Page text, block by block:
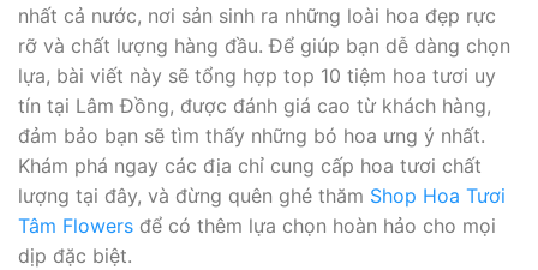
nhất cả nước, nơi sản sinh ra những loài hoa đẹp rực
rỡ và chất lượng hàng đầu. Để giúp bạn dễ dàng chọn
lựa, bài viết này sẽ tổng hợp top 10 tiệm hoa tươi uy
tín tại Lâm Đồng, được đánh giá cao từ khách hàng,
đảm bảo bạn sẽ tìm thấy những bó hoa ưng ý nhất.
Khám phá ngay các địa chỉ cung cấp hoa tươi chất
lượng tại đây, và đừng quên ghé thăm Shop Hoa Tươi
Tâm Flowers để có thêm lựa chọn hoàn hảo cho mọi
dịp đặc biệt.